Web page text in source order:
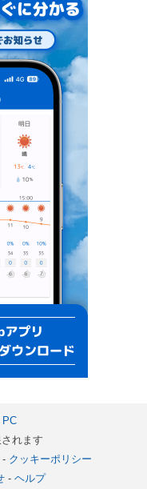
PC
れます
- クッキーポリシー
- ヘルプ